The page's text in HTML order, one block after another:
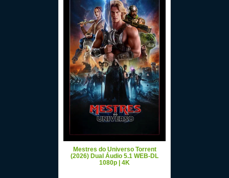
Mestres do Universo Torrent
(2026) Dual Áudio 5.1 WEB-DL
1080p | 4K